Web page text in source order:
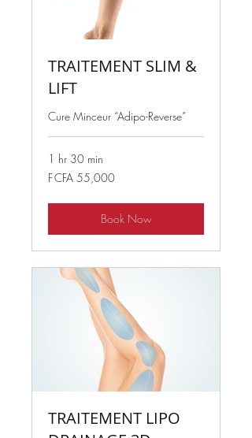
TRAITEMENT SLIM &
LIFT
Cure Minceur “Adipo-Reverse”
1 hr 30 min
55,000
West
F CFA 55,000
Book Now
TRAITEMENT LIPO